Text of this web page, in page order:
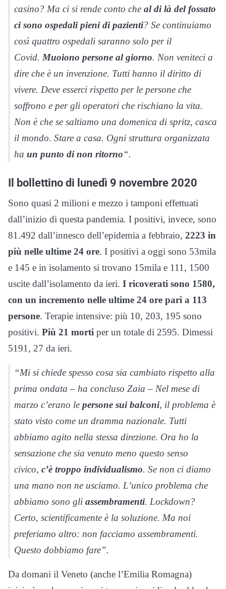
casino? Ma ci si rende conto che al di là del fossato
ci sono ospedali pieni di pazienti? Se continuiamo
così quattro ospedali saranno solo per il
Covid. Muoiono persone al giorno. Non veniteci a
dire che è un invenzione. Tutti hanno il diritto di
vivere. Deve esserci rispetto per le persone che
soffrono e per gli operatori che rischiano la vita.
Non è che se saltiamo una domenica di spritz, casca
il mondo. Stare a casa. Ogni struttura organizzata
ha un punto di non ritorno“.
Il bollettino di lunedì 9 novembre 2020
Sono quasi 2 milioni e mezzo i tamponi effettuati
dall’inizio di questa pandemia. I positivi, invece, sono
81.492 dall’innesco dell’epidemia a febbraio, 2223 in
più nelle ultime 24 ore. I positivi a oggi sono 53mila
e 145 e in isolamento si trovano 15mila e 111, 1500
uscite dall’isolamento da ieri. I ricoverati sono 1580,
con un incremento nelle ultime 24 ore pari a 113
persone. Terapie intensive: più 10, 203, 195 sono
positivi. Più 21 morti per un totale di 2595. Dimessi
5191, 27 da ieri.
“Mi si chiede spesso cosa sia cambiato rispetto alla
prima ondata – ha concluso Zaia – Nel mese di
marzo c’erano le persone sui balconi, il problema è
stato visto come un dramma nazionale. Tutti
abbiamo agito nella stessa direzione. Ora ho la
sensazione che sia venuto meno questo senso
civico, c’è troppo individualismo. Se non ci diamo
una mano non ne usciamo. L’unico problema che
abbiamo sono gli assembramenti. Lockdown?
Certo, scientificamente è la soluzione. Ma noi
preferiamo altro: non facciamo assembramenti.
Questo dobbiamo fare”.
Da domani il Veneto (anche l’Emilia Romagna)